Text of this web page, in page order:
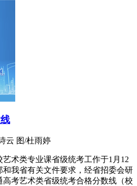
云 图/杜雨婷
术类专业课省级统考工作于1月12
和我省有关文件要求，经省招委会研
高考艺术类省级统考合格分数线（校